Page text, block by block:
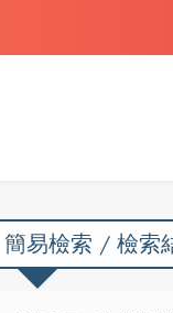
簡易檢索 / 檢索